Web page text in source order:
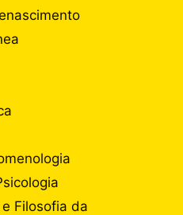
Filosofia da